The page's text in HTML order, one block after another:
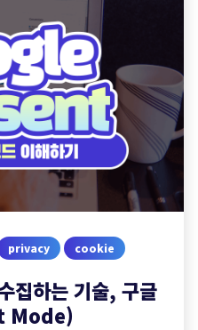
privacy cookie
집하는 기술, 구글
Mode)